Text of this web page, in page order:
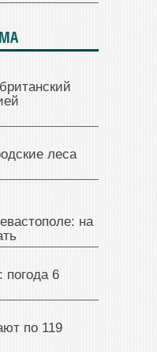
леса
на
погода 6
по 119